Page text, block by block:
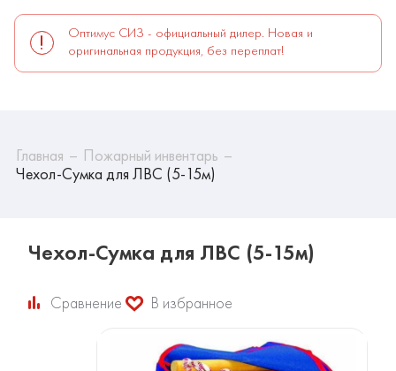
Оптимус СИЗ - официальный дилер. Новая и
оригинальная продукция, без переплат!
Главная
Пожарный инвентарь
Чехол-Сумка для ЛВС (5-15м)
Чехол-Сумка для ЛВС (5-15м)
Сравнение В избранное